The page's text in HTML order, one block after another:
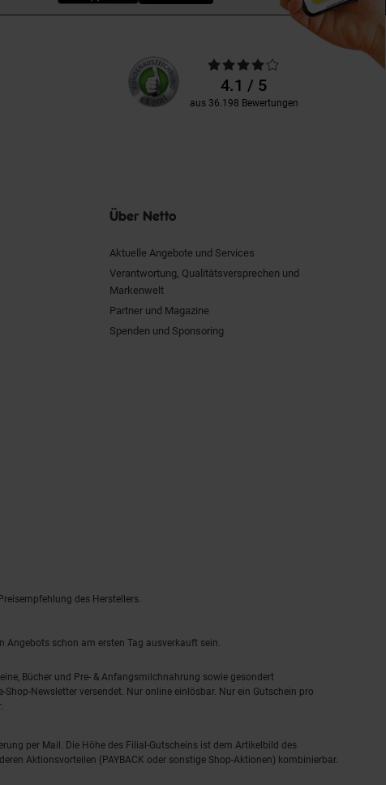
Unsere
Kundenbewertungen
Durchschnittliche
Bewertungen4.1 / 5
aus 36.198 Bewertungen
Über Netto
Aktuelle Angebote und Services
Verantwortung, Qualitätsversprechen und
Markenwelt
Partner und Magazine
Spenden und Sponsoring
des Herstellers.
schon am ersten Tag ausverkauft sein.
Bücher und Pre- & Anfangsmilchnahrung sowie gesondert
Newsletter versendet. Nur online einlösbar. Nur ein Gutschein pro
per Mail. Die Höhe des Filial-Gutscheins ist dem Artikelbild des
Aktionsvorteilen (PAYBACK oder sonstige Shop-Aktionen) kombinierbar.